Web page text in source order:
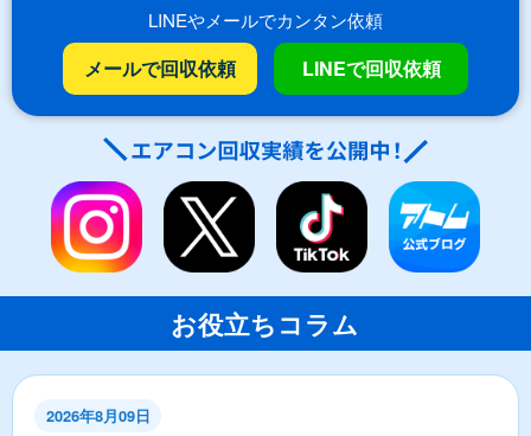
LINEやメールでカンタン依頼
メールで回収依頼 LINEで回収依頼
お役立ちコラム
2026年8月09日